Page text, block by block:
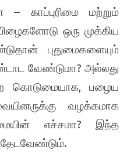
– காப்புரிமை மற்றும்
ஒரு முக்கிய
புதுமைகளையும்
வேண்டுமா? அல்லது
கொடுமையாக, பழைய
வழக்கமாக
எச்சமா? இந்த
தேடவேண்டும்.